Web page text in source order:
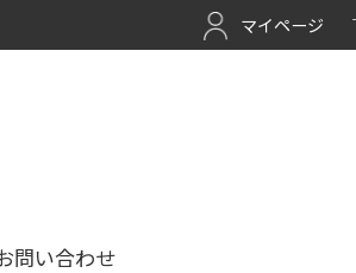
マイページ
問い合わせ